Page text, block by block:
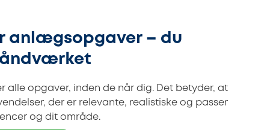
anlægsopgaver – du
alle opgaver, inden de når dig. Det betyder, at
der er relevante, realistiske og passer
og dit område.